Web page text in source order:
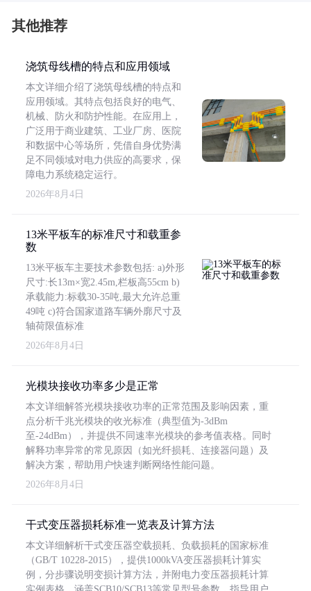
其他推荐
浇筑母线槽的特点和应用领域
本文详细介绍了浇筑母线槽的特点和
应用领域。其特点包括良好的电气、
机械、防火和防护性能。在应用上，
广泛用于商业建筑、工业厂房、医院
和数据中心等场所，凭借自身优势满
足不同领域对电力供应的高要求，保
障电力系统稳定运行。
2026年8月4日
13米平板车的标准尺寸和载重参
数
13米平板车主要技术参数包括: a)外形
尺寸:长13m×宽2.45m,栏板高55cm b)
承载能力:标载30-35吨,最大允许总重
49吨 c)符合国家道路车辆外廓尺寸及
轴荷限值标准
2026年8月4日
光模块接收功率多少是正常
本文详细解答光模块接收功率的正常范围及影响因素，重
点分析千兆光模块的收光标准（典型值为-3dBm
至-24dBm），并提供不同速率光模块的参考值表格。同时
解释功率异常的常见原因（如光纤损耗、连接器问题）及
解决方案，帮助用户快速判断网络性能问题。
2026年8月4日
干式变压器损耗标准一览表及计算方法
本文详细解析干式变压器空载损耗、负载损耗的国家标准
（GB/T 10228-2015），提供1000kVA变压器损耗计算实
例，分步骤说明变损计算方法，并附电力变压器损耗计算